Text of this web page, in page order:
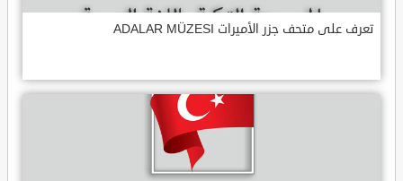
تعرف على متحف جزر الأميرات ADALAR MÜZESI